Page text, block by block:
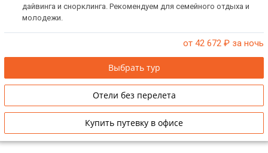
дайвинга и снорклинга. Рекомендуем для семейного отдыха и
молодежи.
от 42 672 ₽ за ночь
Выбрать тур
Отели без перелета
Купить путевку в офисе